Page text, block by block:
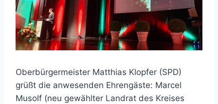
Oberbürgermeister Matthias Klopfer (SPD)
grüßt die anwesenden Ehrengäste: Marcel
Musolf (neu gewählter Landrat des Kreises